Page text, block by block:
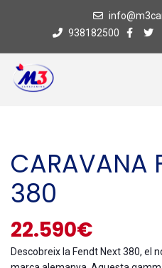
938182500
CARAVANA
380
22.590€
Descobreix la Fendt Next 380, el